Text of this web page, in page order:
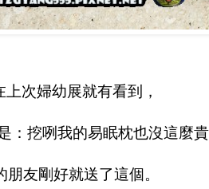
次婦幼展就有看到，
：挖咧我的易眠枕也沒這麼
友剛好就送了這個。